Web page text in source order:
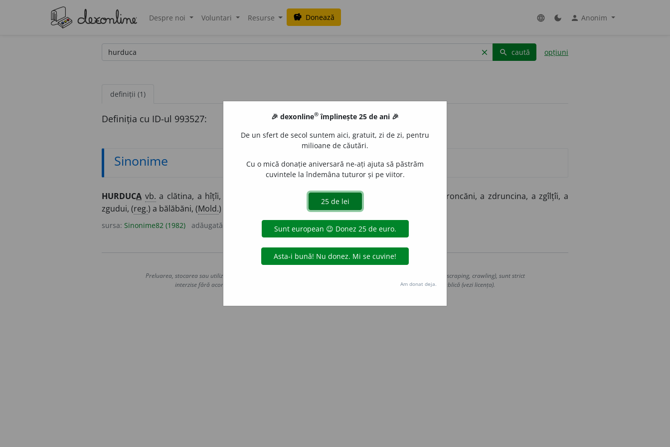
Despre noi Voluntari Resurse savings Donează language dark_mode person Anonim
clear search caută opțiuni
definiții (1)
Definiția cu ID-ul 993527:
Sinonime
HURDUCA vb. a clătina, a hîțîi, a hîțîna, a hodorogi, a hurducăi, a hurui, a scutura, a zdroncăni, a zdruncina, a zgîlțîi, a
zgudui, (reg.) a bălăbăni, (Mold.) a drîgîi, ( ) a zducni.(Căruța l-a ~ zdravăn.)
sursa: Sinonime82 (1982) adăugată de LauraGellner acțiuni
Copyright © 2004-2026 dexonline (https://dexonline.ro)
Preluarea, stocarea sau utilizarea datelor de pe acest site, inclusiv prin orice metode de extragere automată (web scraping, crawling), sunt strict
interzise fără acordul nostru prealabil scris, cu excepția seturilor de date oferite oficial spre utilizare publică (vezi licența).
🎉 dexonline® împlinește 25 de ani 🎉
De un sfert de secol suntem aici, gratuit, zi de zi, pentru
milioane de căutări.
Cu o mică donație aniversară ne-ați ajuta să păstrăm
cuvintele la îndemâna tuturor și pe viitor.
Am donat deja.